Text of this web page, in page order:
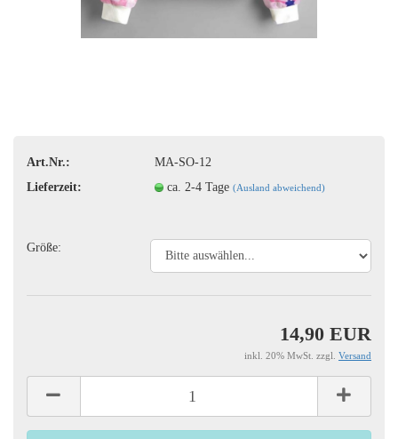
Art.Nr.:
MA-SO-12
Lieferzeit:
ca. 2-4 Tage(Ausland abweichend)
Größe:
14,90 EUR
inkl. 20% MwSt. zzgl. Versand